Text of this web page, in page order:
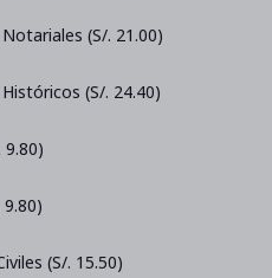
(S/. 21.00)
(S/. 24.40)
(S/. 15.50)